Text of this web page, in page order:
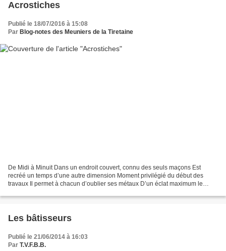
Acrostiches
Publié le 18/07/2016 à 15:08
Par Blog-notes des Meuniers de la Tiretaine
De Midi à Minuit Dans un endroit couvert, connu des seuls maçons Est
recréé un temps d’une autre dimension Moment privilégié du début des
travaux Il permet à chacun d’oublier ses métaux D’un éclat maximum le
Les bâtisseurs
Publié le 21/06/2014 à 16:03
Par T.V.F.B.B.